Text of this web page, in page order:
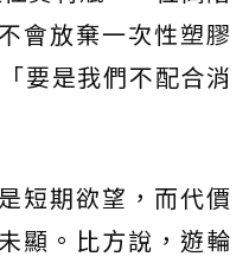
會放棄一次性塑膠
要是我們不配合消
短期欲望，而代價
顯。比方說，遊輪